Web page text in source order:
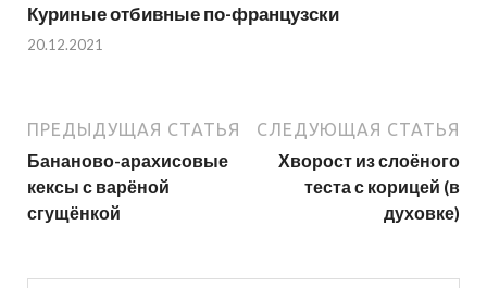
Куриные отбивные по-французски
20.12.2021
ПРЕДЫДУЩАЯ СТАТЬЯ
Бананово-арахисовые
кексы с варёной
сгущёнкой
СЛЕДУЮЩАЯ СТАТЬЯ
Хворост из слоёного
теста с корицей (в
духовке)